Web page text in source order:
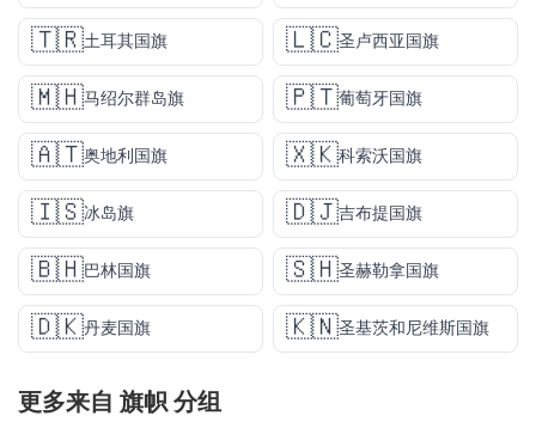
🇹🇷土耳其国旗 🇱🇨圣卢西亚国旗
🇲🇭马绍尔群岛旗 🇵🇹葡萄牙国旗
🇦🇹奥地利国旗 🇽🇰科索沃国旗
🇮🇸冰岛旗 🇩🇯吉布提国旗
🇧🇭巴林国旗 🇸🇭圣赫勒拿国旗
🇩🇰丹麦国旗 🇰🇳圣基茨和尼维斯国旗
更多来自 旗帜分组